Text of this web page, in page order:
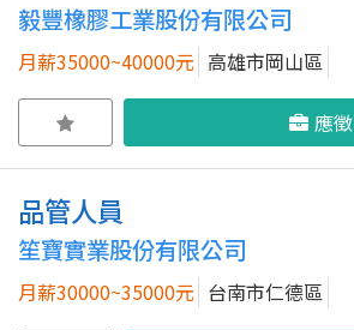
毅豐橡膠工業股份有限公司
月薪35000~40000元 高雄市岡山區
應徵
品管人員
笙寶實業股份有限公司
月薪30000~35000元 台南市仁德區